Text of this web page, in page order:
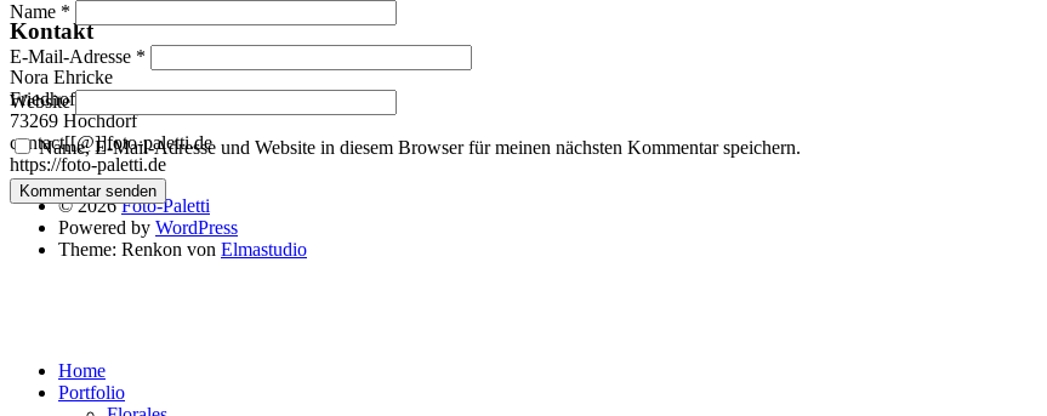
Name *
E-Mail-Adresse *
Website
Name, E-Mail-Adresse und Website in diesem Browser für meinen nächsten Kommentar speichern.
Kontakt
Nora Ehricke
Friedhofstr. 21
73269 Hochdorf
contact[[@]]foto-paletti.de
https://foto-paletti.de
© 2026Foto-Paletti
Powered by WordPress
Theme: Renkon von Elmastudio
Home
Portfolio